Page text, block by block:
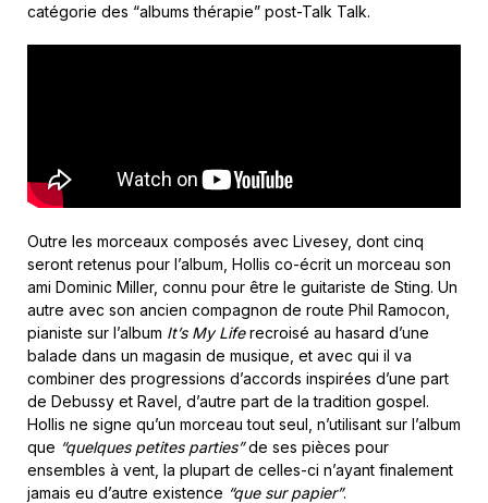
catégorie des “albums thérapie” post-Talk Talk.
Outre les morceaux composés avec Livesey, dont cinq
seront retenus pour l’album, Hollis co-écrit un morceau son
ami Dominic Miller, connu pour être le guitariste de Sting. Un
autre avec son ancien compagnon de route Phil Ramocon,
pianiste sur l’album It’s My Liferecroisé au hasard d’une
balade dans un magasin de musique, et avec qui il va
combiner des progressions d’accords inspirées d’une part
de Debussy et Ravel, d’autre part de la tradition gospel.
Hollis ne signe qu’un morceau tout seul, n’utilisant sur l’album
que “quelques petites parties”de ses pièces pour
ensembles à vent, la plupart de celles-ci n’ayant finalement
jamais eu d’autre existence “que sur papier”.